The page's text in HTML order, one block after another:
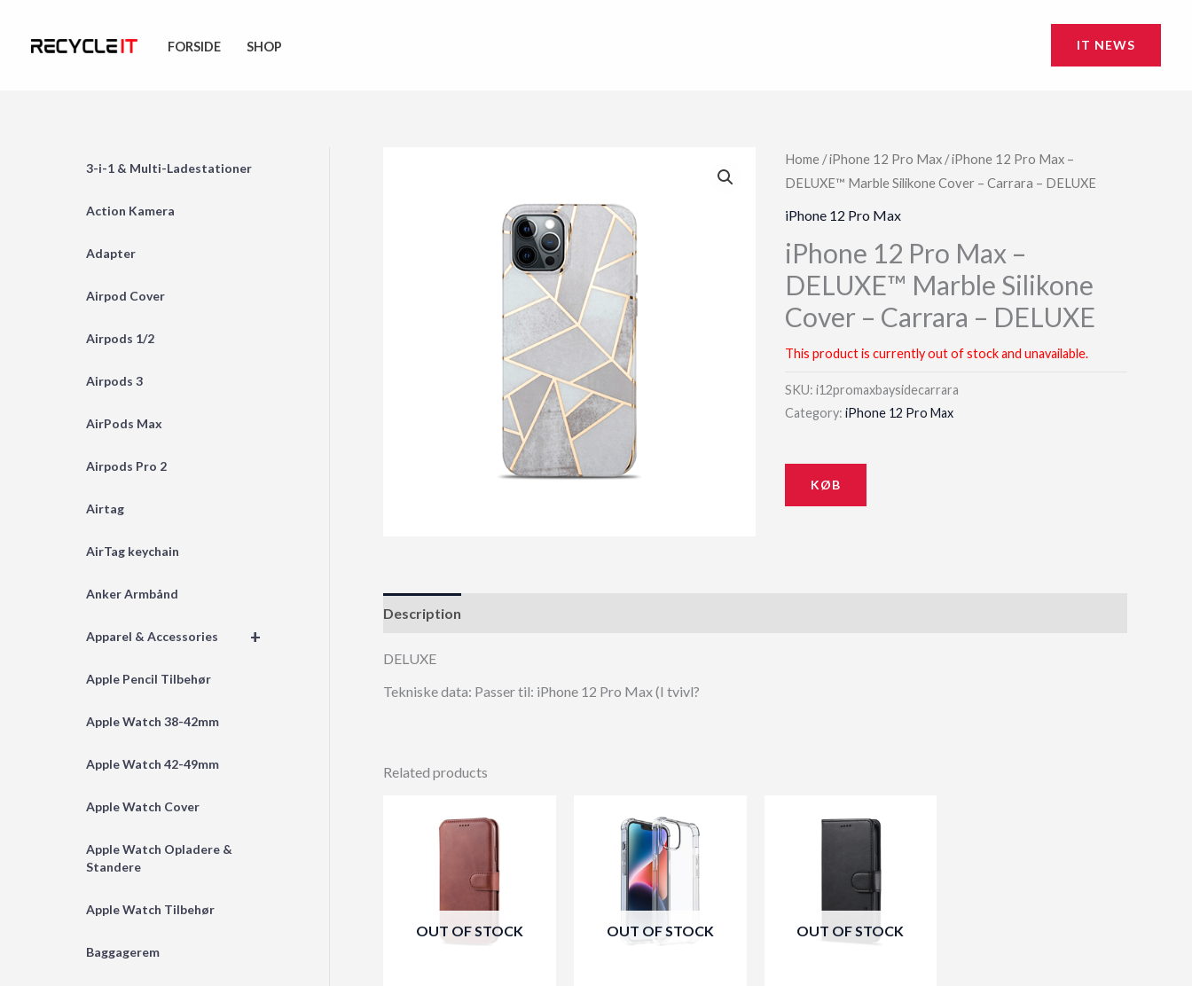
FORSIDE SHOP IT NEWS
3-i-1 & Multi-Ladestationer
Action Kamera
Adapter
Airpod Cover
Airpods 1/2
Airpods 3
AirPods Max
Airpods Pro 2
Airtag
AirTag keychain
Anker Armbånd
+
Apparel & Accessories
Apple Pencil Tilbehør
Apple Watch 38-42mm
Apple Watch 42-49mm
Apple Watch Cover
Apple Watch Opladere &
Standere
Apple Watch Tilbehør
Baggagerem
Home /iPhone 12 Pro Max / iPhone 12 Pro Max –
DELUXE™ Marble Silikone Cover – Carrara – DELUXE
iPhone 12 Pro Max
iPhone 12 Pro Max –
DELUXE™ Marble Silikone
Cover – Carrara – DELUXE
This product is currently out of stock and unavailable.
SKU:i12promaxbaysidecarrara
Category:iPhone 12 Pro Max
KØB
Description
DELUXE
Tekniske data: Passer til: iPhone 12 Pro Max (I tvivl?
Related products
OUT OF STOCK OUT OF STOCK OUT OF STOCK